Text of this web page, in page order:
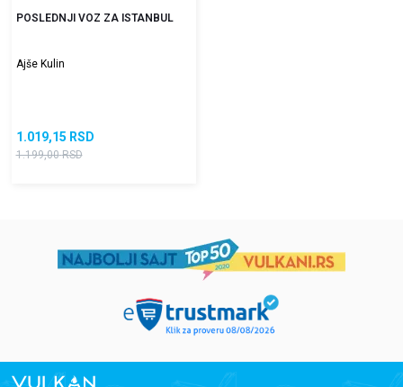
POSLEDNJI VOZ ZA ISTANBUL
Ajše Kulin
1.019,15 RSD
1.199,00 RSD